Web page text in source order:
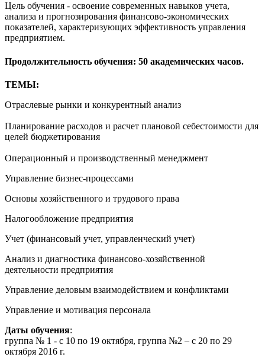
Цель обучения - освоение современных навыков учета,
анализа и прогнозирования финансово-экономических
показателей, характеризующих эффективность управления
предприятием.
Продолжительность обучения: 50 академических часов.
ТЕМЫ:
Отраслевые рынки и конкурентный анализ
Планирование расходов и расчет плановой себестоимости для
целей бюджетирования
Операционный и производственный менеджмент
Управление бизнес-процессами
Основы хозяйственного и трудового права
Налогообложение предприятия
Учет (финансовый учет, управленческий учет)
Анализ и диагностика финансово-хозяйственной
деятельности предприятия
Управление деловым взаимодействием и конфликтами
Управление и мотивация персонала
Даты обучения:
группа № 1 - с 10 по 19 октября, группа №2 – с 20 по 29
октября 2016 г.